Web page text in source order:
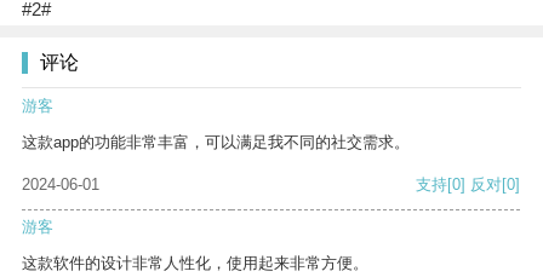
#2#
评论
游客
这款app的功能非常丰富，可以满足我不同的社交需求。
2024-06-01 支持[0] 反对[0]
游客
这款软件的设计非常人性化，使用起来非常方便。